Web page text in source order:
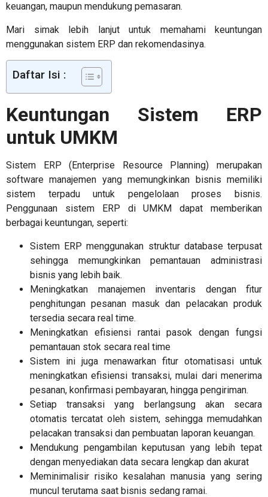
keuangan, maupun mendukung pemasaran.
Mari simak lebih lanjut untuk memahami keuntungan
menggunakan sistem ERP dan rekomendasinya.
Daftar Isi :
Keuntungan Sistem ERP
untuk UMKM
Sistem ERP (Enterprise Resource Planning) merupakan
software manajemen yang memungkinkan bisnis memiliki
sistem terpadu untuk pengelolaan proses bisnis.
Penggunaan sistem
ERP di UMKM
dapat memberikan
berbagai keuntungan, seperti:
Sistem ERP menggunakan struktur database terpusat
sehingga memungkinkan pemantauan administrasi
bisnis yang lebih baik.
Meningkatkan manajemen inventaris dengan fitur
penghitungan pesanan masuk dan pelacakan produk
tersedia secara real time.
Meningkatkan efisiensi rantai pasok dengan fungsi
pemantauan stok secara real time
Sistem ini juga menawarkan fitur otomatisasi untuk
meningkatkan efisiensi transaksi, mulai dari menerima
pesanan, konfirmasi pembayaran, hingga pengiriman.
Setiap transaksi yang berlangsung akan secara
otomatis tercatat oleh sistem, sehingga memudahkan
pelacakan transaksi dan pembuatan laporan keuangan.
Mendukung pengambilan keputusan yang lebih tepat
dengan menyediakan data secara lengkap dan akurat
Meminimalisir risiko kesalahan manusia yang sering
muncul terutama saat bisnis sedang ramai.